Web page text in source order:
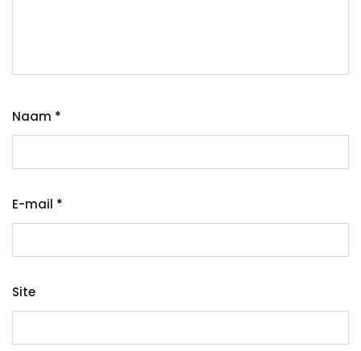
Naam *
E-mail *
Site